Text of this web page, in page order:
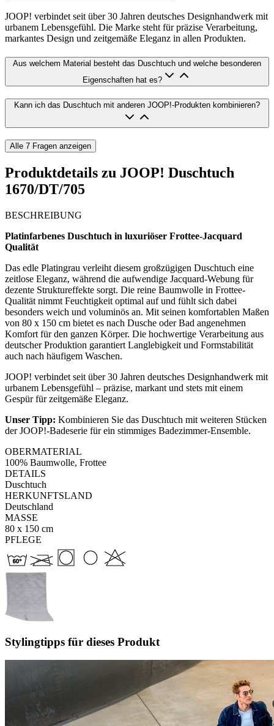
JOOP! verbindet seit über 30 Jahren deutsches Designhandwerk mit
urbanem Lebensgefühl. Die Marke steht für präzise Verarbeitung,
markantes Design und zeitgemäße Eleganz in allen Produkten.
Aus welchem Material besteht das Duschtuch und welche besonderen
Eigenschaften hat es?
Kann ich das Duschtuch mit anderen JOOP!-Produkten kombinieren?
Alle 7 Fragen anzeigen
Produktdetails zu JOOP! Duschtuch
1670/DT/705
BESCHREIBUNG
Platinfarbenes Duschtuch in luxuriöser Frottee-Jacquard
Qualität
Das edle Platingrau verleiht diesem großzügigen Duschtuch eine
zeitlose Eleganz, während die aufwendige Jacquard-Webung für
dezente Struktureffekte sorgt. Die reine Baumwolle in Frottee-
Qualität nimmt Feuchtigkeit optimal auf und fühlt sich dabei
besonders weich und voluminös an. Mit seinen komfortablen Maßen
von 80 x 150 cm bietet es nach Dusche oder Bad angenehmen
Komfort für den ganzen Körper. Die hochwertige Verarbeitung aus
deutscher Produktion garantiert Langlebigkeit und Formstabilität
auch nach häufigem Waschen.
JOOP! verbindet seit über 30 Jahren deutsches Designhandwerk mit
urbanem Lebensgefühl – präzise, markant und stets mit einem
Gespür für zeitgemäße Eleganz.
Unser Tipp: Kombinieren Sie das Duschtuch mit weiteren Stücken
der JOOP!-Badeserie für ein stimmiges Badezimmer-Ensemble.
OBERMATERIAL
100% Baumwolle, Frottee
DETAILS
Duschtuch
HERKUNFTSLAND
Deutschland
MASSE
80 x 150 cm
PFLEGE
Stylingtipps für dieses Produkt